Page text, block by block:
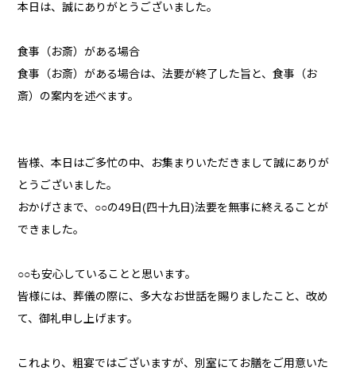
本日は、誠にありがとうございました。
食事（お斎）がある場合
食事（お斎）がある場合は、法要が終了した旨と、食事（お
斎）の案内を述べます。
皆様、本日はご多忙の中、お集まりいただきまして誠にありが
とうございました。
おかげさまで、○○の49日(四十九日)法要を無事に終えることが
できました。
○○も安心していることと思います。
皆様には、葬儀の際に、多大なお世話を賜りましたこと、改め
て、御礼申し上げます。
これより、粗宴ではございますが、別室にてお膳をご用意いた